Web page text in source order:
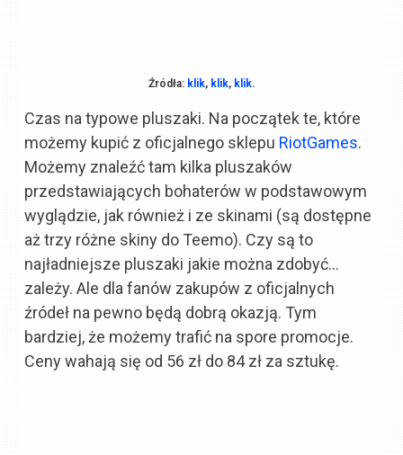
Źródła: klik, klik, klik.
Czas na typowe pluszaki. Na początek te, które
możemy kupić z oficjalnego sklepu RiotGames.
Możemy znaleźć tam kilka pluszaków
przedstawiających bohaterów w podstawowym
wyglądzie, jak również i ze skinami (są dostępne
aż trzy różne skiny do Teemo). Czy są to
najładniejsze pluszaki jakie można zdobyć…
zależy. Ale dla fanów zakupów z oficjalnych
źródeł na pewno będą dobrą okazją. Tym
bardziej, że możemy trafić na spore promocje.
Ceny wahają się od 56 zł do 84 zł za sztukę.